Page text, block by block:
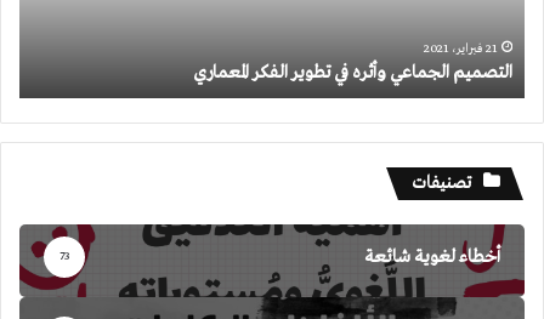
21 فبراير، 2021
التصميم الجماعي وأثره في تطوير الفكر المعماري
تصنيفات
أخطاء لغوية شائعة 73